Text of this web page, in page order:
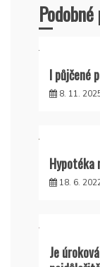
I půjčené
8. 11.
Hypotéka
18. 6.
Je